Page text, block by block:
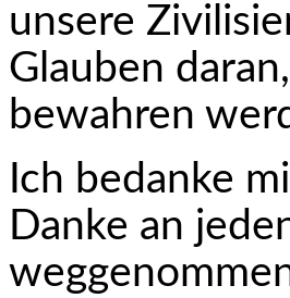
unsere
Glauben
bewahren
Ich bedanke
Danke an